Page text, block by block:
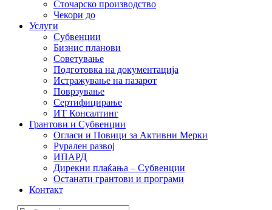
Сточарско производство
Чекори до
Услуги
Субвенции
Бизнис планови
Советување
Подготовка на документација
Истражување на пазарот
Поврзување
Сертифицирање
ИТ Консалтинг
Грантови и Субвенции
Огласи и Повици за Активни Мерки
Рурален развој
ИПАРД
Дирекни плаќања – Субвенции
Останати грантови и програми
Контакт